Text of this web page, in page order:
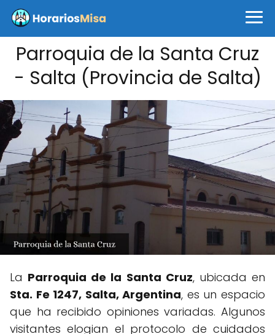
Parroquia de la Santa Cruz
- Salta (Provincia de Salta)
La Parroquia de la Santa Cruz, ubicada en
Sta. Fe 1247, Salta, Argentina, es un espacio
que ha recibido opiniones variadas. Algunos
visitantes elogian el protocolo de cuidados